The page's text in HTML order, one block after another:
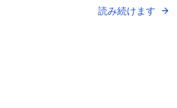
読み続けます